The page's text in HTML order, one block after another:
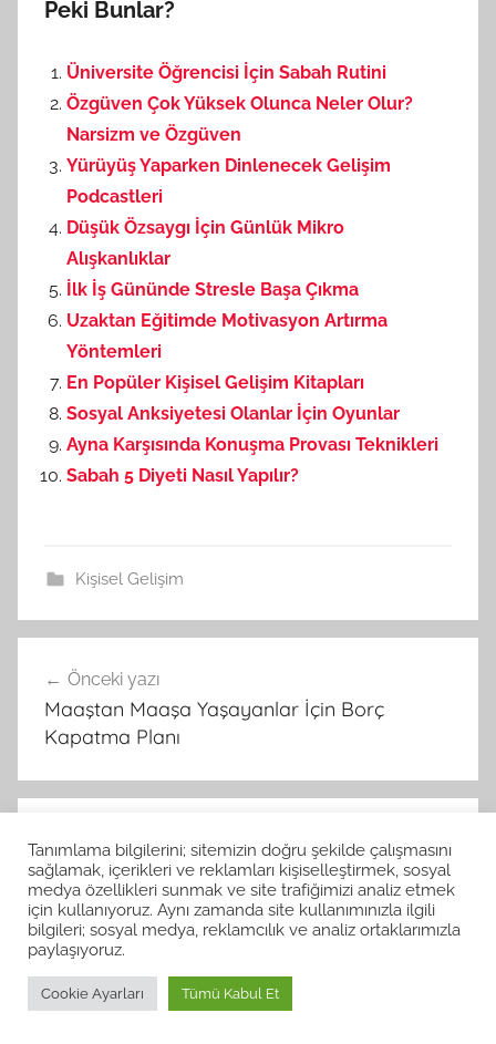
Peki Bunlar?
Üniversite Öğrencisi İçin Sabah Rutini
Özgüven Çok Yüksek Olunca Neler Olur?
Narsizm ve Özgüven
Yürüyüş Yaparken Dinlenecek Gelişim
Podcastleri
Düşük Özsaygı İçin Günlük Mikro
Alışkanlıklar
İlk İş Gününde Stresle Başa Çıkma
Uzaktan Eğitimde Motivasyon Artırma
Yöntemleri
En Popüler Kişisel Gelişim Kitapları
Sosyal Anksiyetesi Olanlar İçin Oyunlar
Ayna Karşısında Konuşma Provası Teknikleri
Sabah 5 Diyeti Nasıl Yapılır?
Kişisel Gelişim
Yazı
gezinmesi
Önceki yazı
Maaştan Maaşa Yaşayanlar İçin Borç
Kapatma Planı
Sonraki yazı
Anime Dizilerle Japonca Kelime Öğrenme
Bir yanıt yazın
Tanımlama bilgilerini; sitemizin doğru şekilde çalışmasını
sağlamak, içerikleri ve reklamları kişiselleştirmek, sosyal
medya özellikleri sunmak ve site trafiğimizi analiz etmek
için kullanıyoruz. Aynı zamanda site kullanımınızla ilgili
bilgileri; sosyal medya, reklamcılık ve analiz ortaklarımızla
paylaşıyoruz.
Cookie Ayarları Tümü Kabul Et